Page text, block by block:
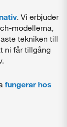
. Vi erbjuder
modellerna,
tekniken till
ni får tillgång
fungerar hos